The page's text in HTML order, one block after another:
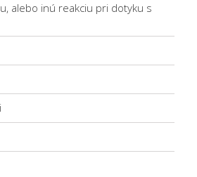
alebo inú reakciu pri dotyku s